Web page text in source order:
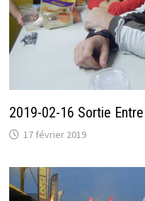
2019-02-16 Sortie
17 février 2019